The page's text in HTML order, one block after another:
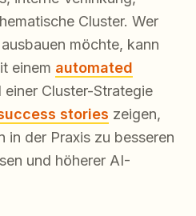
Cluster. Wer
möchte, kann
einem automated
einer Cluster-Strategie
stories zeigen,
in der Praxis zu besseren
und höherer AI-